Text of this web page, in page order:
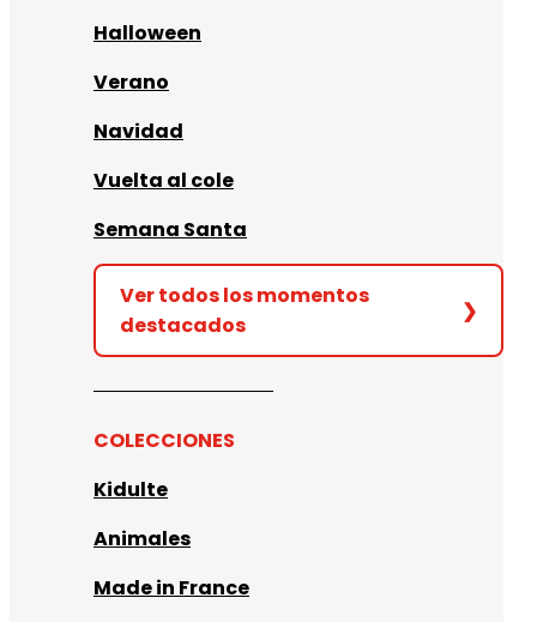
Halloween
Verano
Navidad
Vuelta al cole
Semana Santa
Ver todos los momentos
destacados
❯
COLECCIONES
Kidulte
Animales
Made in France